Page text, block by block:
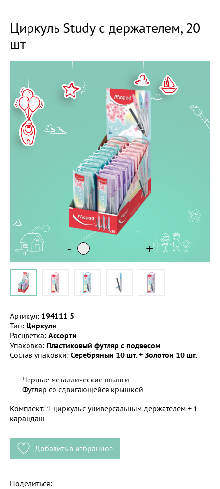
Циркуль Study с держателем, 20
шт
- +
- +
- +
- +
- +
Артикул: 194111 5
Тип: Циркули
Расцветка: Ассорти
Упаковка: Пластиковый футляр с подвесом
Состав упаковки: Серебряный 10 шт. + Золотой 10 шт.
Черные металлические штанги
Футляр со сдвигающейся крышкой
Комплект: 1 циркуль с универсальным держателем + 1
карандаш
Добавить в избранное
Поделиться: